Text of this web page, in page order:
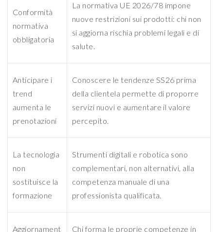
Conformità
normativa
obbligatoria
La normativa UE 2026/78 impone
nuove restrizioni sui prodotti: chi non
si aggiorna rischia problemi legali e di
salute.
Anticipare i
trend
aumenta le
prenotazioni
Conoscere le tendenze SS26 prima
della clientela permette di proporre
servizi nuovi e aumentare il valore
percepito.
La tecnologia
non
sostituisce la
formazione
Strumenti digitali e robotica sono
complementari, non alternativi, alla
competenza manuale di una
professionista qualificata.
Aggiornament
Chi forma le proprie competenze in